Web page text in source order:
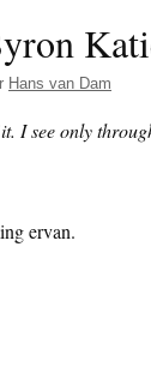
Hans van Dam
I see only
ervan.